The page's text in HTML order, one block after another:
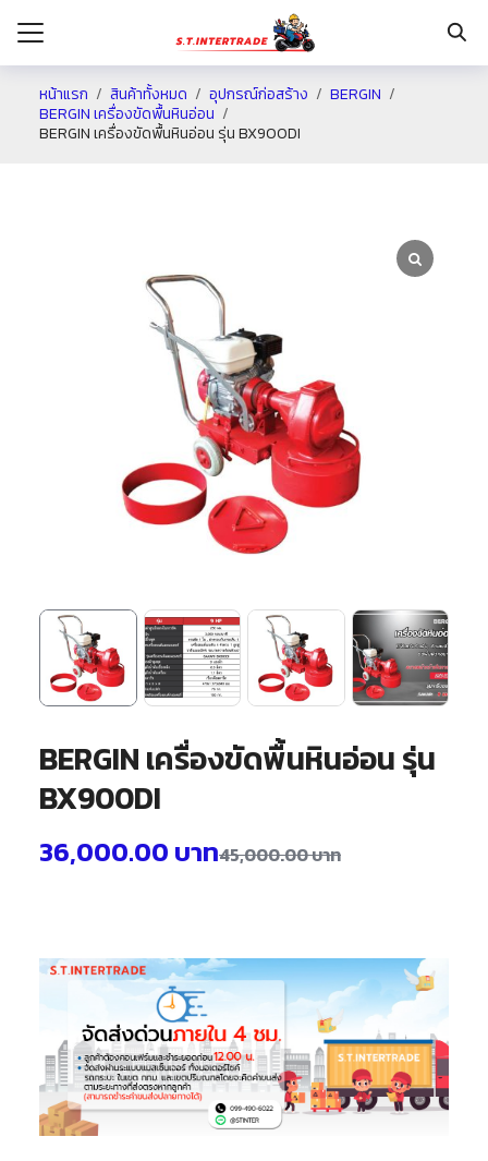
หน้าแรก สินค้าทั้งหมด อุปกรณ์ก่อสร้าง
BERGIN
BERGIN เครื่องขัดพื้นหินอ่อน
BERGIN เครื่องขัดพื้นหินอ่อน รุ่น BX900DI
BERGIN เครื่องขัดพื้นหินอ่อน รุ่น
BX900DI
45,000.00บาท
36,000.00 บาท